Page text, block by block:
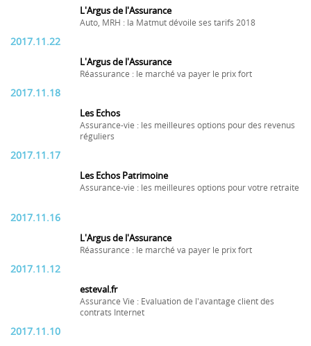
L'Argus de l'Assurance
Auto, MRH : la Matmut dévoile ses tarifs 2018
2017.11.22
L'Argus de l'Assurance
Réassurance : le marché va payer le prix fort
2017.11.18
Les Echos
Assurance-vie : les meilleures options pour des revenus
réguliers
2017.11.17
Les Echos Patrimoine
Assurance-vie : les meilleures options pour votre retraite
2017.11.16
L'Argus de l'Assurance
Réassurance : le marché va payer le prix fort
2017.11.12
esteval.fr
Assurance Vie : Evaluation de l'avantage client des
contrats Internet
2017.11.10